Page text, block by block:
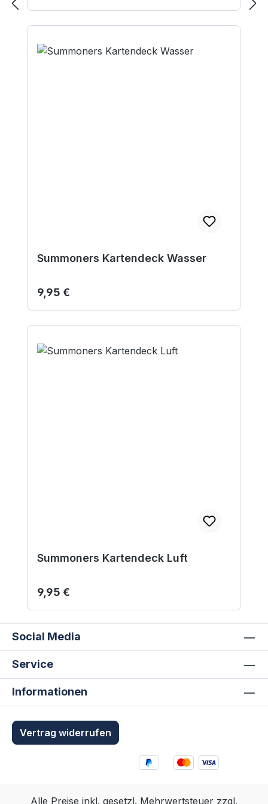
Summoners Kartendeck Wasser
Regulärer Preis:
9,95 €
Summoners Kartendeck Luft
Regulärer Preis:
9,95 €
Social Media
Service
Informationen
Vertrag widerrufen
Alle Preise inkl. gesetzl. Mehrwertsteuer zzgl.